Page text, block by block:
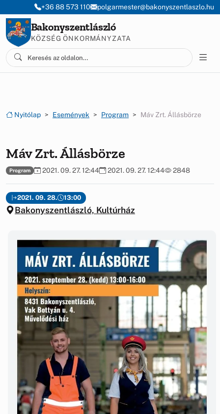
Ugrás a menüre
Ugrás a tartalomra
+36 88 573 110 polgarmester@bakonyszentlaszlo.hu
Bakonyszentlászló
KÖZSÉG ÖNKORMÁNYZATA
Nyitólap Események Program Máv Zrt. Állásbörze
Máv Zrt. Állásbörze
Program 2021. 09. 27. 12:44 2021. 09. 27. 12:44 2848
2021. 09. 28. 13:00
Bakonyszentlászló, Kultúrház